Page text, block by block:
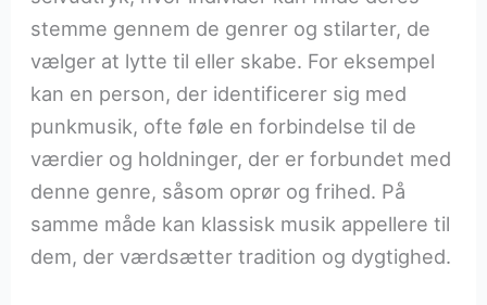
stemme gennem de genrer og stilarter, de
vælger at lytte til eller skabe. For eksempel
kan en person, der identificerer sig med
punkmusik, ofte føle en forbindelse til de
værdier og holdninger, der er forbundet med
denne genre, såsom oprør og frihed. På
samme måde kan klassisk musik appellere til
dem, der værdsætter tradition og dygtighed.